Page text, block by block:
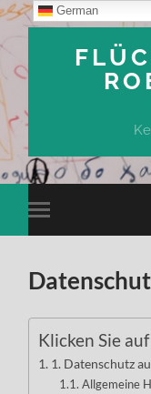
Mobile-
Menü
Klicken Sie
1. Datenschutz
Allgemeine
German